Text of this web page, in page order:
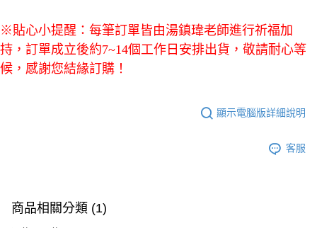
※貼心小提醒：每筆訂單皆由湯鎮瑋老師進行祈福加
持，訂單成立後約7~14個工作日安排出貨，敬請耐心等
候，感謝您結緣訂購！
顯示電腦版詳細說明
客服
商品相關分類 (1)